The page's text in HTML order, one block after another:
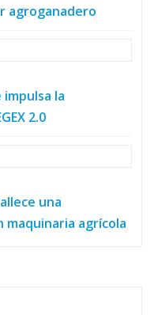
agroganadero
la
2.0
una
agrícola